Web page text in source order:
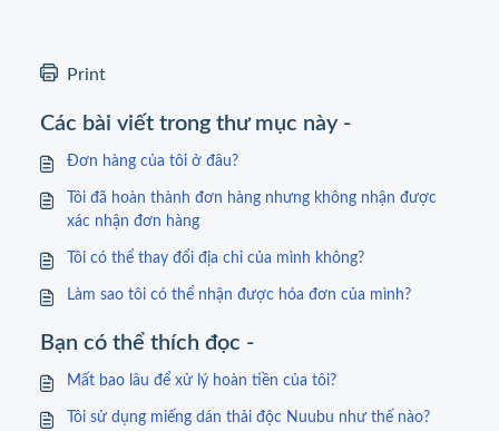
Print
Các bài viết trong thư mục này -
Đơn hàng của tôi ở đâu?
Tôi đã hoàn thành đơn hàng nhưng không nhận được
xác nhận đơn hàng
Tôi có thể thay đổi địa chỉ của mình không?
Làm sao tôi có thể nhận được hóa đơn của mình?
Bạn có thể thích đọc -
Mất bao lâu để xử lý hoàn tiền của tôi?
Tôi sử dụng miếng dán thải độc Nuubu như thế nào?